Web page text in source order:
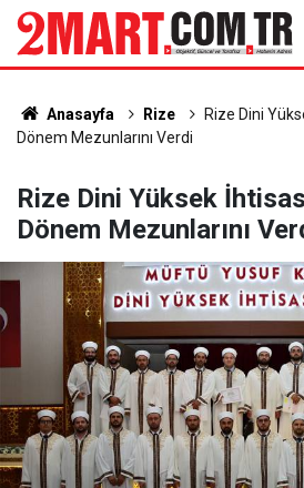
Anasayfa Rize
Rize Dini
Dönem Mezunlarını Verdi
Rize Dini Yüksek
Dönem Mezunlarını